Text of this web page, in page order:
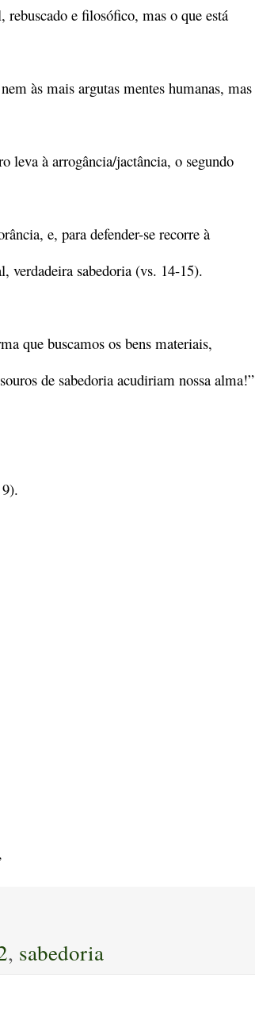
rebuscado e filosófico, mas o que está
às mais argutas mentes humanas, mas
à arrogância/jactância, o segundo
e, para defender-se recorre à
verdadeira sabedoria (vs. 14-15).
que buscamos os bens materiais,
de sabedoria acudiriam nossa alma!”
, sabedoria